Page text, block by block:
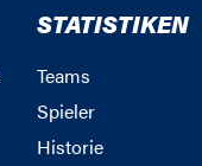
STATISTIKEN
Teams
Spieler
Historie